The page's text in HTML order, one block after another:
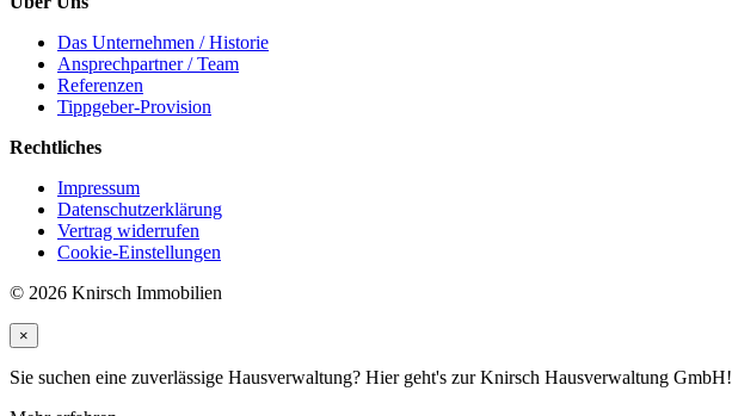
Das Unternehmen / Historie
Ansprechpartner / Team
Referenzen
Tippgeber-Provision
Rechtliches
Impressum
Datenschutzerklärung
Vertrag widerrufen
Cookie-Einstellungen
© 2026 Knirsch Immobilien
×
Sie suchen eine zuverlässige Hausverwaltung? Hier geht's zur Knirsch Hausverwaltung GmbH!